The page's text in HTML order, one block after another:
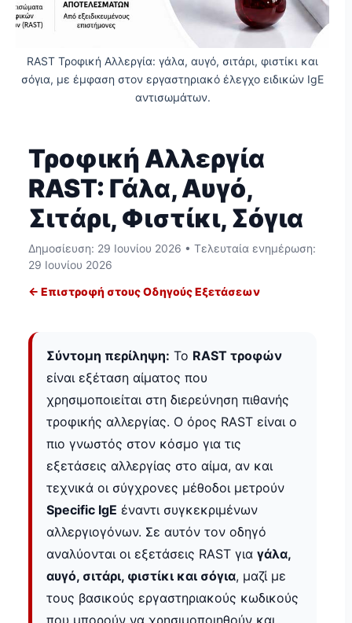
RAST Τροφική Αλλεργία: γάλα, αυγό, σιτάρι, φιστίκι και
σόγια, με έμφαση στον εργαστηριακό έλεγχο ειδικών IgE
αντισωμάτων.
Τροφική Αλλεργία
RAST: Γάλα, Αυγό,
Σιτάρι, Φιστίκι, Σόγια
Δημοσίευση: 29 Ιουνίου 2026 • Τελευταία ενημέρωση:
29 Ιουνίου 2026
← Επιστροφή στους Οδηγούς Εξετάσεων
Σύντομη περίληψη: Το RAST τροφών
είναι εξέταση αίματος που
χρησιμοποιείται στη διερεύνηση πιθανής
τροφικής αλλεργίας. Ο όρος RAST είναι ο
πιο γνωστός στον κόσμο για τις
εξετάσεις αλλεργίας στο αίμα, αν και
τεχνικά οι σύγχρονες μέθοδοι μετρούν
Specific IgE έναντι συγκεκριμένων
αλλεργιογόνων. Σε αυτόν τον οδηγό
αναλύονται οι εξετάσεις RAST για γάλα,
αυγό, σιτάρι, φιστίκι και σόγια, μαζί με
τους βασικούς εργαστηριακούς κωδικούς